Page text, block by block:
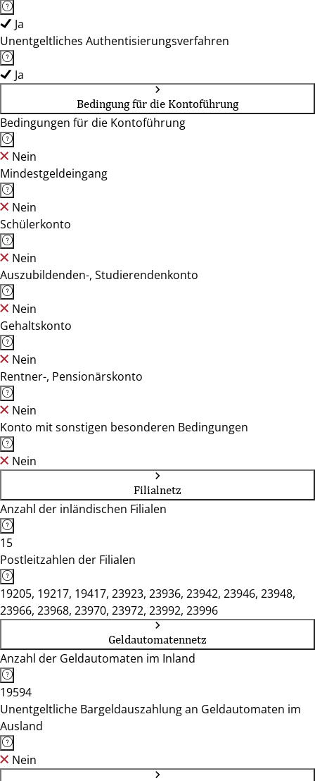
Ja
Unentgeltliches Authentisierungsverfahren
Ja
Bedingung für die Kontoführung
Bedingungen für die Kontoführung
Nein
Mindestgeldeingang
Nein
Schülerkonto
Nein
Auszubildenden-, Studierendenkonto
Nein
Gehaltskonto
Nein
Rentner-, Pensionärskonto
Nein
Konto mit sonstigen besonderen Bedingungen
Nein
Filialnetz
Anzahl der inländischen Filialen
15
Postleitzahlen der Filialen
19205, 19217, 19417, 23923, 23936, 23942, 23946, 23948,
23966, 23968, 23970, 23972, 23992, 23996
Geldautomatennetz
Anzahl der Geldautomaten im Inland
19594
Unentgeltliche Bargeldauszahlung an Geldautomaten im
Ausland
Nein